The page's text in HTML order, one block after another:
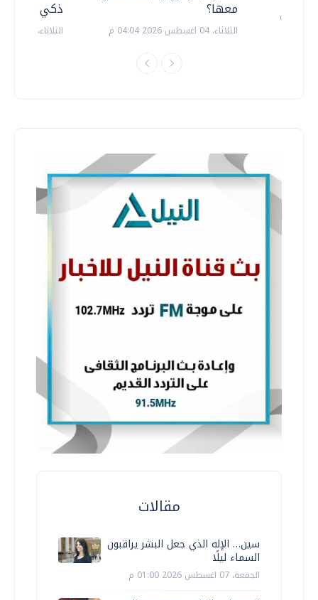
ذكي
الثلاثاء، 14 يوليو 2026 06:11 م
معها؟
الثلاثاء، 04 اغسطس 2026 04:04 م
مقالات
سين… الإله الذي جعل البشر يراقبون
السماء ليلًا
الجمعة، 07 اغسطس 2026 01:00 م